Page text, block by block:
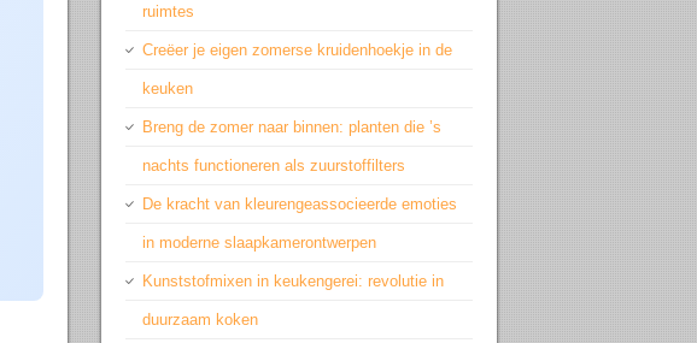
ruimtes
Creëer je eigen zomerse kruidenhoekje in de
keuken
Breng de zomer naar binnen: planten die ’s
nachts functioneren als zuurstoffilters
De kracht van kleurengeassocieerde emoties
in moderne slaapkamerontwerpen
Kunststofmixen in keukengerei: revolutie in
duurzaam koken